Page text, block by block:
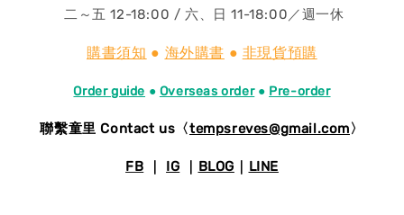
二～五 12-18:00 / 六、日 11-18:00／週一休
購書須知 ● 海外購書 ● 非現貨預購
Order guide ● Overseas order ● Pre-order
聯繫童里 Contact us〈tempsreves@gmail.com〉
FB ｜ IG ｜ BLOG ｜ LINE